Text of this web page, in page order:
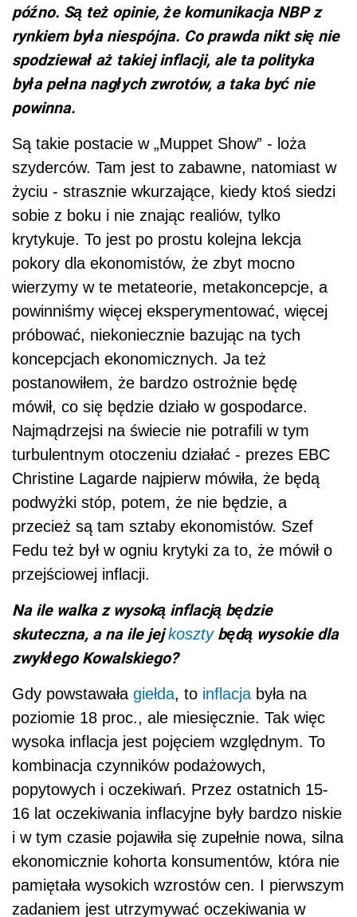
późno. Są też opinie, że komunikacja NBP z
rynkiem była niespójna. Co prawda nikt się nie
spodziewał aż takiej inflacji, ale ta polityka
była pełna nagłych zwrotów, a taka być nie
powinna.
Są takie postacie w „Muppet Show” - loża
szyderców. Tam jest to zabawne, natomiast w
życiu - strasznie wkurzające, kiedy ktoś siedzi
sobie z boku i nie znając realiów, tylko
krytykuje. To jest po prostu kolejna lekcja
pokory dla ekonomistów, że zbyt mocno
wierzymy w te metateorie, metakoncepcje, a
powinniśmy więcej eksperymentować, więcej
próbować, niekoniecznie bazując na tych
koncepcjach ekonomicznych. Ja też
postanowiłem, że bardzo ostrożnie będę
mówił, co się będzie działo w gospodarce.
Najmądrzejsi na świecie nie potrafili w tym
turbulentnym otoczeniu działać - prezes EBC
Christine Lagarde najpierw mówiła, że będą
podwyżki stóp, potem, że nie będzie, a
przecież są tam sztaby ekonomistów. Szef
Fedu też był w ogniu krytyki za to, że mówił o
przejściowej inflacji.
Na ile walka z wysoką inflacją będzie
skuteczna, a na ile jejkosztybędą wysokie dla
zwykłego Kowalskiego?
Gdy powstawała giełda, to inflacja była na
poziomie 18 proc., ale miesięcznie. Tak więc
wysoka inflacja jest pojęciem względnym. To
kombinacja czynników podażowych,
popytowych i oczekiwań. Przez ostatnich 15-
16 lat oczekiwania inflacyjne były bardzo niskie
i w tym czasie pojawiła się zupełnie nowa, silna
ekonomicznie kohorta konsumentów, która nie
pamiętała wysokich wzrostów cen. I pierwszym
zadaniem jest utrzymywać oczekiwania w